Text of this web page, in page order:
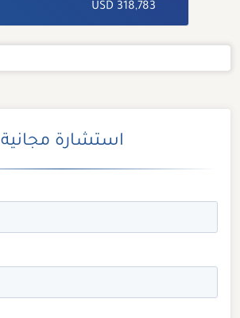
318,783 USD
استشارة مجانية